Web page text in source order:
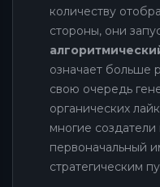
количеству
стороны, они
означает больше
свою очередь
органических
многие
первоначальный
стратегическим